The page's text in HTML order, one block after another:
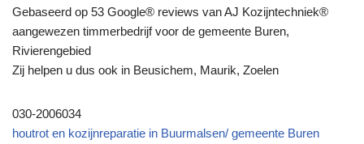
Gebaseerd op 53 Google® reviews van AJ Kozijntechniek®
aangewezen timmerbedrijf voor de gemeente Buren,
Rivierengebied
Zij helpen u dus ook in Beusichem, Maurik, Zoelen
030-2006034
houtrot en kozijnreparatie in Buurmalsen/ gemeente Buren